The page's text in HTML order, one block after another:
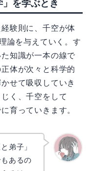
」を学ぶとき
験則に、千空が体
論を与えていく。す
知識が一本の線で
体が次々と科学的
せて吸収していき
く、千空をして
育っていきます。
弟子」
あるの